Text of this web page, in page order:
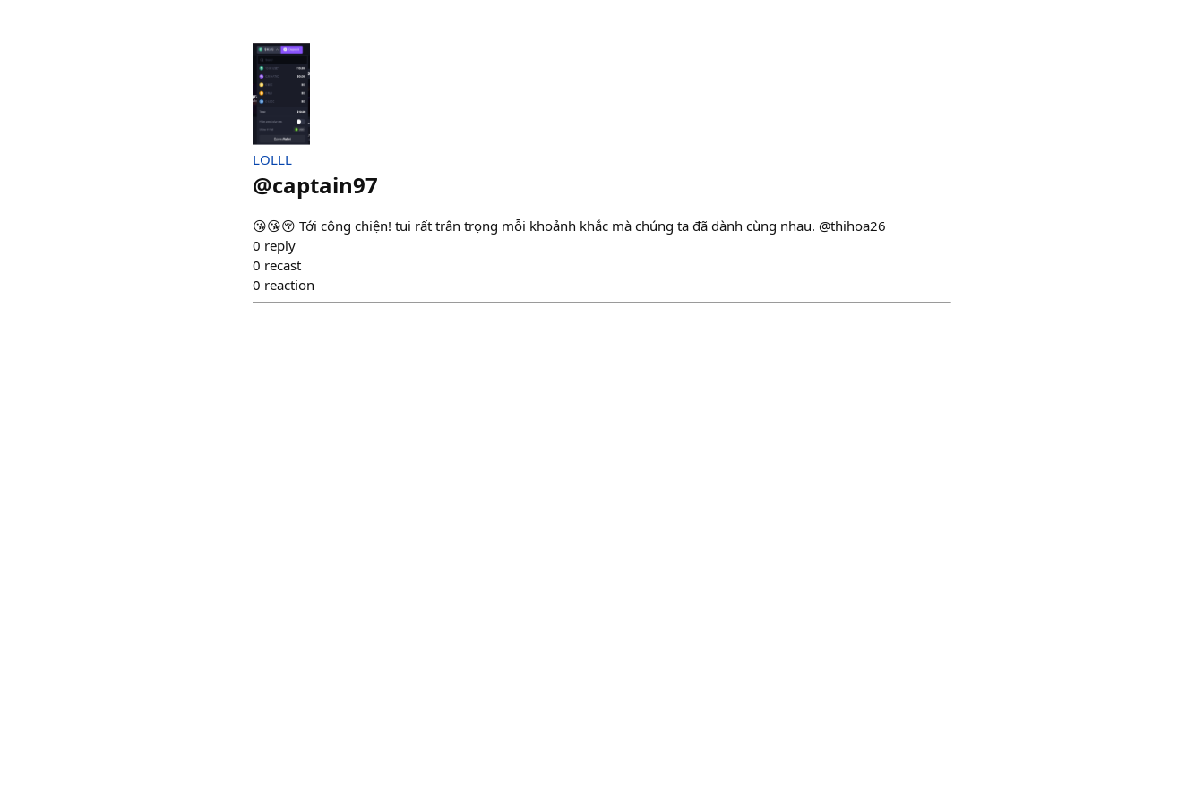
LOLLL
@captain97
😘😘😚 Tới công chiện! tui rất trân trọng mỗi khoảnh khắc mà chúng ta đã dành cùng nhau. @thihoa26
0 reply
0 recast
0 reaction